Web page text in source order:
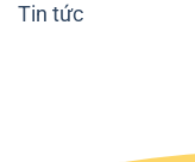
Tin tức